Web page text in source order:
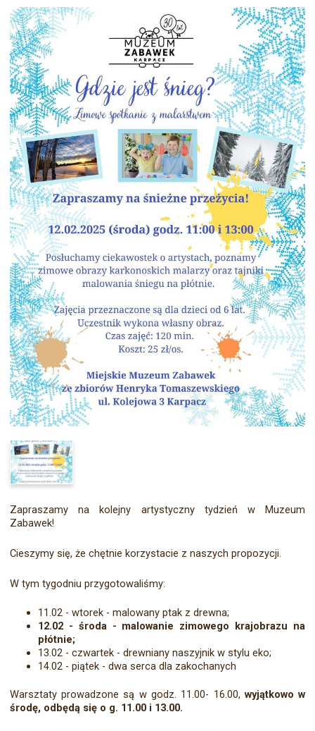
Zapraszamy na kolejny artystyczny tydzień w Muzeum
Zabawek!
Cieszymy się, że chętnie korzystacie z naszych propozycji.
W tym tygodniu przygotowaliśmy:
11.02 - wtorek - malowany ptak z drewna;
12.02 - środa - malowanie zimowego krajobrazu na
płótnie;
13.02 - czwartek - drewniany naszyjnik w stylu eko;
14.02 - piątek - dwa serca dla zakochanych
Warsztaty prowadzone są w godz. 11.00- 16.00, wyjątkowo w
środę, odbędą się o g. 11.00 i 13.00.